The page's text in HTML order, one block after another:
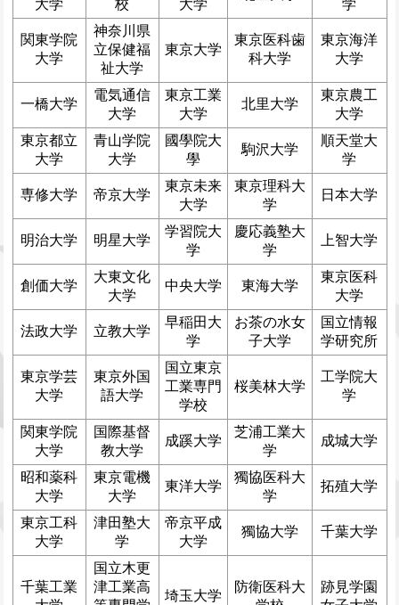
大学
校
大学
学
関東学院
大学
神奈川県
立保健福
祉大学
東京大学
東京医科歯
科大学
東京海洋
大学
一橋大学
電気通信
大学
東京工業
大学
北里大学
東京農工
大学
東京都立
大学
青山学院
大学
國學院大
學
駒沢大学
順天堂大
学
専修大学 帝京大学
東京未来
大学
東京理科大
学
日本大学
明治大学 明星大学
学習院大
学
慶応義塾大
学
上智大学
創価大学
大東文化
大学
中央大学 東海大学
東京医科
大学
法政大学 立教大学
早稲田大
学
お茶の水女
子大学
国立情報
学研究所
東京学芸
大学
東京外国
語大学
国立東京
工業専門
学校
桜美林大学
工学院大
学
関東学院
大学
国際基督
教大学
成蹊大学
芝浦工業大
学
成城大学
昭和薬科
大学
東京電機
大学
東洋大学
獨協医科大
学
拓殖大学
東京工科
大学
津田塾大
学
帝京平成
大学
獨協大学 千葉大学
千葉工業
国立木更
津工業高
埼玉大学
防衛医科大
跡見学園